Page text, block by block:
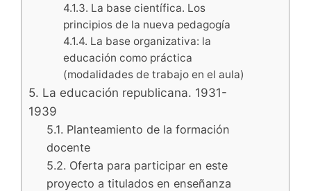
4.1.3. La base científica. Los
principios de la nueva pedagogía
4.1.4. La base organizativa: la
educación como práctica
(modalidades de trabajo en el aula)
5. La educación republicana. 1931-
1939
5.1. Planteamiento de la formación
docente
5.2. Oferta para participar en este
proyecto a titulados en enseñanza